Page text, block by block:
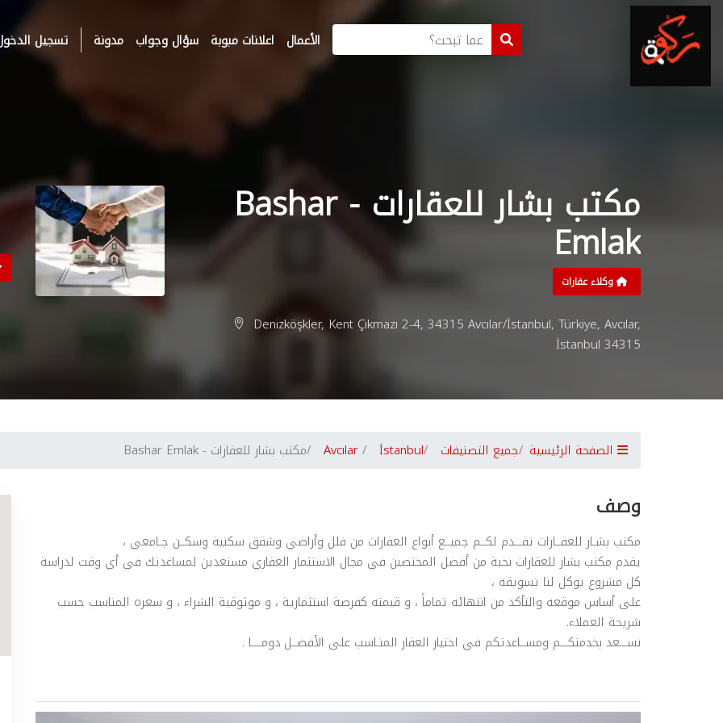
الأعمال اعلانات مبوبة سؤال وجواب مدونة تسجيل
مكتب بشار للعقارات - Bashar
Emlak
وكلاء عقارات
Denizköşkler, Kent Çıkmazı 2-4, 34315 Avcılar/İstanbul, Türkiye, Avcılar,
İstanbul 34315
الصفحة الرئيسية جميع التصنيفات İstanbul
Avcılar مكتب بشار للعقارات - Bashar Emlak
وصف
مكتب بشـار للعقــارات تقـــدم لكــم جميــع أنواع العقارات من فلل وأراضي وشقق سكنية وسكــن جـامعي ،
يقدم مكتب بشار للعقارات نخبة من أفضل المختصين في مجال الاستثمار العقاري مستعدين لمساعدتك في أي وقت لدراسة
كل مشروع يوكل لنا تسويقه ،
على أساس موقعه والتأكد من انتهائه تماماً ، و قيمته كفرصة استثمارية ، و موثوقية الشراء ، و سعره المناسب حسب
شريحة العملاء.
نســـعد بخدمتكـــم ومســاعدتكم في اختيار العقار المنـاسب على الأفضــل دومــــا .